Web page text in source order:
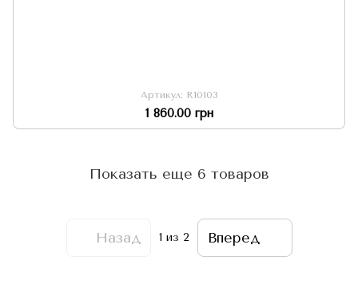
Артикул: R10103
1 860.00 грн
Показать еще 6 товаров
Назад 1 из 2 Вперед